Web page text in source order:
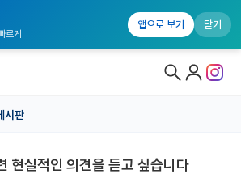
르게
앱으로 보기 닫기
시판
현실적인 의견을 듣고 싶습니다